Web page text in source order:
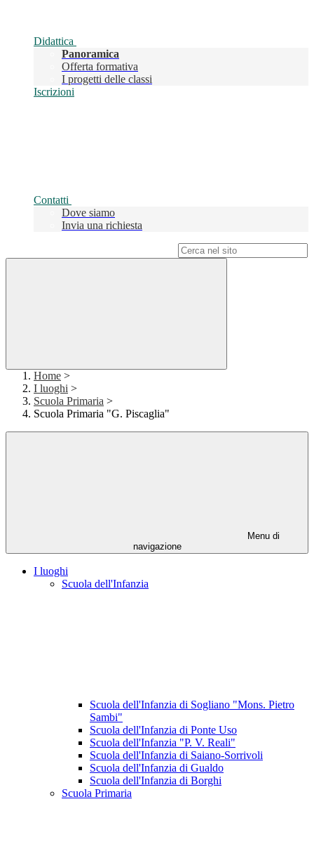
Didattica
Panoramica
Offerta formativa
I progetti delle classi
Iscrizioni
Contatti
Dove siamo
Invia una richiesta
Home >
I luoghi >
Scuola Primaria >
Scuola Primaria "G. Piscaglia"
Menu di
navigazione
I luoghi
Scuola dell'Infanzia
Scuola dell'Infanzia di Sogliano "Mons. Pietro
Sambi"
Scuola dell'Infanzia di Ponte Uso
Scuola dell'Infanzia "P. V. Reali"
Scuola dell'Infanzia di Saiano-Sorrivoli
Scuola dell'Infanzia di Gualdo
Scuola dell'Infanzia di Borghi
Scuola Primaria